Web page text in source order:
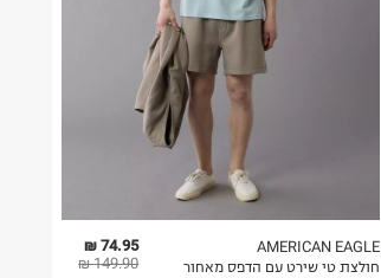
74.95 ₪
149.90 ₪
AMERICAN EAGLE
חולצת טי שירט עם הדפס מאחור